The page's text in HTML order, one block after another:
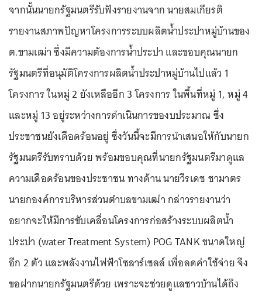
จากนั้นนายกรัฐมนตรีรับฟังรายงานจาก นายสมเกียรติ
รายงานสภาพปัญหาโครงการระบบผลิตน้ำประปาหมู่บ้านของ
ต.ขามเฒ่า ซึ่งมีความต้องการน้ำประปา และขอบคุณนายก
รัฐมนตรีที่อนุมัติโครงการผลิตน้ำประปาหมู่บ้านไปแล้ว 1
โครงการ ในหมู่ 2 ยังเหลืออีก 3 โครงการ ในพื้นที่หมู่ 1, หมู่ 4
และหมู่ 13 อยู่ระหว่างการดำเนินการของบประมาณ ซึ่ง
ประชาชนยังเดือดร้อนอยู่ ซึ่งวันนี้จะมีการนำเสนอให้กับนายก
รัฐมนตรีรับทราบด้วย พร้อมขอบคุณที่นายกรัฐมนตรีมาดูแล
ความเดือดร้อนของประชาชน ทางด้าน นายวีรเดช ชามาตร
นายกองค์การบริหารส่วนตำบลขามเฒ่า กล่าวรายงานว่า
อยากจะให้มีการขับเคลื่อนโครงการก่อสร้างระบบผลิตน้ำ
ประปา (water Treatment System) POG TANK ขนาดใหญ่
อีก 2 ตัว และพลังงานไฟฟ้าโซลาร์เซลล์ เพื่อลดค่าใช้จ่าย จึง
ขอฝากนายกรัฐมนตรีด้วย เพราะจะช่วยดูแลชาวบ้านได้ถึง